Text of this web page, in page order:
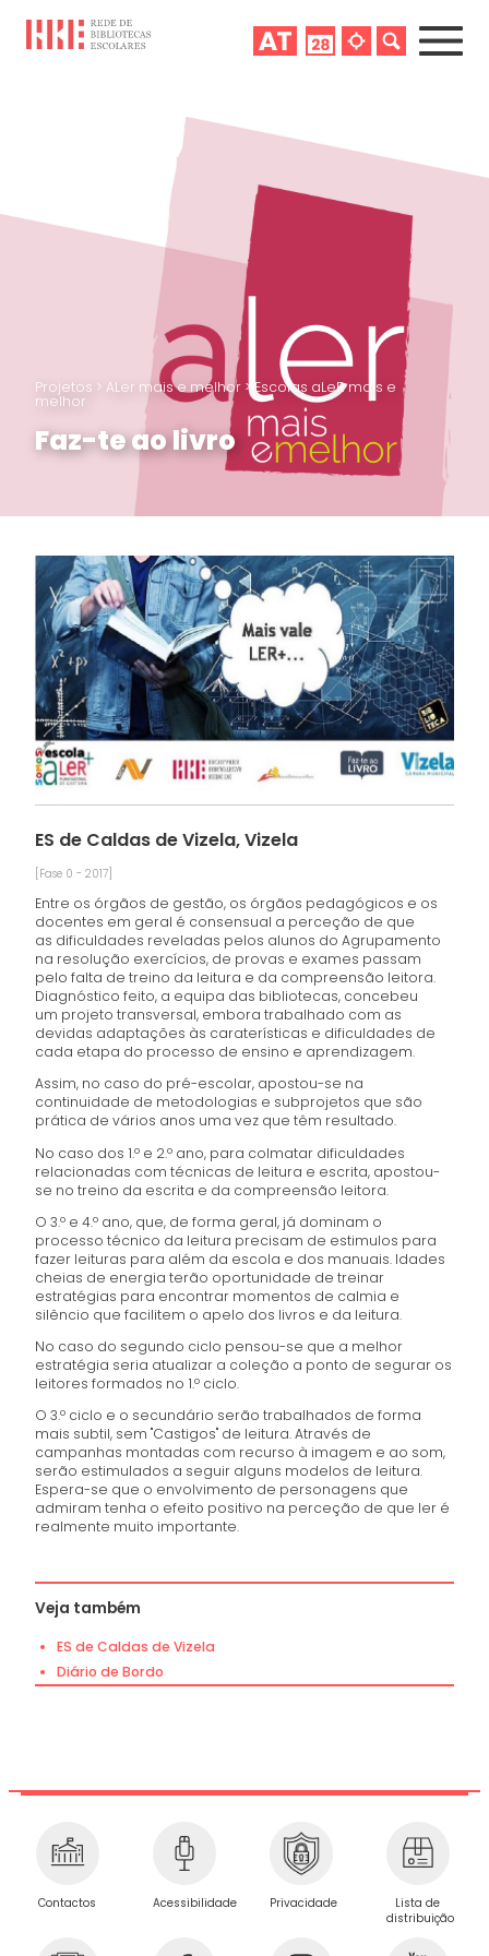
Projetos > ALer mais e melhor > Escolas aLeR mais e
melhor
Faz-te ao livro
ES de Caldas de Vizela, Vizela
[Fase 0 - 2017]
Entre os órgãos de gestão, os órgãos pedagógicos e os
docentes em geral é consensual a perceção de que
as dificuldades reveladas pelos alunos do Agrupamento
na resolução exercícios, de provas e exames passam
pelo falta de treino da leitura e da compreensão leitora.
Diagnóstico feito, a equipa das bibliotecas, concebeu
um projeto transversal, embora trabalhado com as
devidas adaptações às caraterísticas e dificuldades de
cada etapa do processo de ensino e aprendizagem.
Assim, no caso do pré-escolar, apostou-se na
continuidade de metodologias e subprojetos que são
prática de vários anos uma vez que têm resultado.
No caso dos 1.º e 2.º ano, para colmatar dificuldades
relacionadas com técnicas de leitura e escrita, apostou-
se no treino da escrita e da compreensão leitora.
O 3.º e 4.º ano, que, de forma geral, já dominam o
processo técnico da leitura precisam de estimulos para
fazer leituras para além da escola e dos manuais. Idades
cheias de energia terão oportunidade de treinar
estratégias para encontrar momentos de calmia e
silêncio que facilitem o apelo dos livros e da leitura.
No caso do segundo ciclo pensou-se que a melhor
estratégia seria atualizar a coleção a ponto de segurar os
leitores formados no 1.º ciclo.
O 3.º ciclo e o secundário serão trabalhados de forma
mais subtil, sem "Castigos" de leitura. Através de
campanhas montadas com recurso à imagem e ao som,
serão estimulados a seguir alguns modelos de leitura.
Espera-se que o envolvimento de personagens que
admiram tenha o efeito positivo na perceção de que ler é
realmente muito importante.
Veja também
ES de Caldas de Vizela
Diário de Bordo
Contactos Acessibilidade Privacidade
Lista de
distribuição